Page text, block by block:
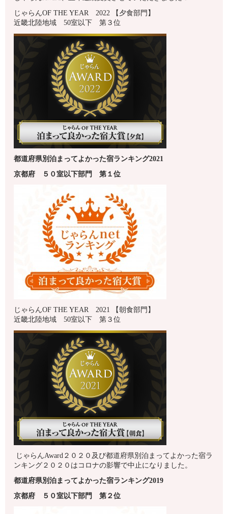
じゃらんOF THE YEAR 2022 【夕食部門】
近畿北陸地域 50室以下 第３位
都道府県別泊まってよかった宿ランキング2021
京都府 ５０室以下部門 第１位
じゃらんOF THE YEAR 2021 【朝食部門】
近畿北陸地域 50室以下 第３位
じゃらんAward２０２０及び都道府県別泊まってよかった宿ラ
ンキング２０２０はコロナの影響で中止になりました。
都道府県別泊まってよかった宿ランキング2019
京都府 ５０室以下部門 第 ２位